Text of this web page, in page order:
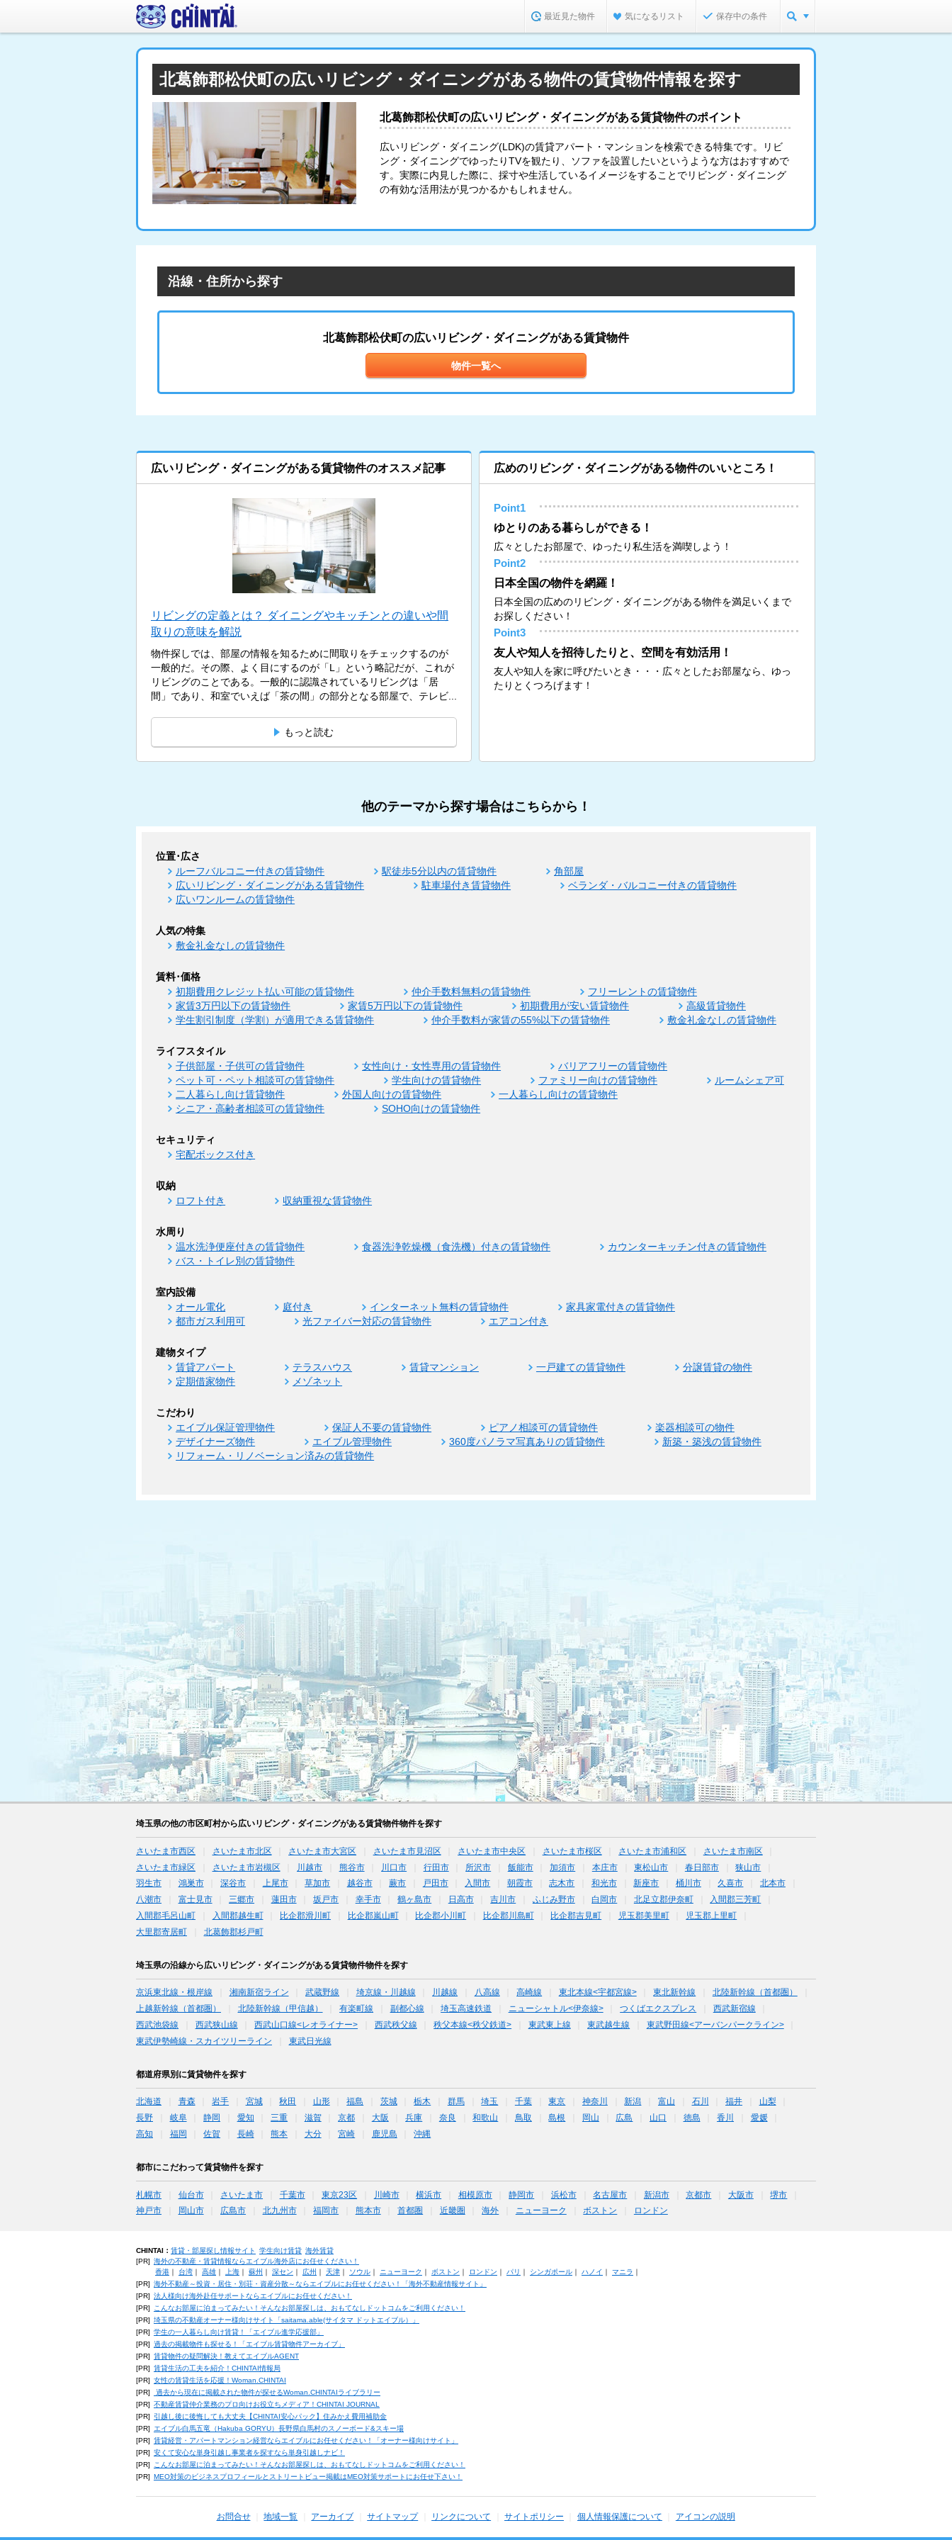
最近見た物件 気になるリスト 保存中の条件
北葛飾郡松伏町の広いリビング・ダイニングがある物件の賃貸物件情報を探す
北葛飾郡松伏町の広いリビング・ダイニングがある賃貸物件のポイント
広いリビング・ダイニング(LDK)の賃貸アパート・マンションを検索できる特集です。リビ
ング・ダイニングでゆったりTVを観たり、ソファを設置したいというような方はおすすめで
す。実際に内見した際に、採寸や生活しているイメージをすることでリビング・ダイニング
の有効な活用法が見つかるかもしれません。
沿線・住所から探す
北葛飾郡松伏町の広いリビング・ダイニングがある賃貸物件
物件一覧へ
広いリビング・ダイニングがある賃貸物件のオススメ記事
リビングの定義とは？ ダイニングやキッチンとの違いや間
取りの意味を解説
物件探しでは、部屋の情報を知るために間取りをチェックするのが
一般的だ。その際、よく目にするのが「L」という略記だが、これが
リビングのことである。一般的に認識されているリビングは「居
間」であり、和室でいえば「茶の間」の部分となる部屋で、テレビ...
もっと読む
広めのリビング・ダイニングがある物件のいいところ！
Point1
ゆとりのある暮らしができる！
広々としたお部屋で、ゆったり私生活を満喫しよう！
Point2
日本全国の物件を網羅！
日本全国の広めのリビング・ダイニングがある物件を満足いくまで
お探しください！
Point3
友人や知人を招待したりと、空間を有効活用！
友人や知人を家に呼びたいとき・・・広々としたお部屋なら、ゆっ
たりとくつろげます！
他のテーマから探す場合はこちらから！
位置･広さ
ルーフバルコニー付きの賃貸物件 駅徒歩5分以内の賃貸物件
角部屋
広いリビング・ダイニングがある賃貸物件
駐車場付き賃貸物件
ベランダ・バルコニー付きの賃貸物件
広いワンルームの賃貸物件
人気の特集
敷金礼金なしの賃貸物件
賃料･価格
初期費用クレジット払い可能の賃貸物件 仲介手数料無料の賃貸物件
フリーレントの賃貸物件
家賃3万円以下の賃貸物件
家賃5万円以下の賃貸物件 初期費用が安い賃貸物件
高級賃貸物件
学生割引制度（学割）が適用できる賃貸物件
仲介手数料が家賃の55%以下の賃貸物件 敷金礼金なしの賃貸物件
ライフスタイル
子供部屋・子供可の賃貸物件 女性向け・女性専用の賃貸物件
バリアフリーの賃貸物件
ペット可・ペット相談可の賃貸物件
学生向けの賃貸物件 ファミリー向けの賃貸物件
ルームシェア可
二人暮らし向け賃貸物件
外国人向けの賃貸物件
一人暮らし向けの賃貸物件
シニア・高齢者相談可の賃貸物件
SOHO向けの賃貸物件
セキュリティ
宅配ボックス付き
収納
ロフト付き 収納重視な賃貸物件
水周り
温水洗浄便座付きの賃貸物件 食器洗浄乾燥機（食洗機）付きの賃貸物件
カウンターキッチン付きの賃貸物件
バス・トイレ別の賃貸物件
室内設備
オール電化 庭付き インターネット無料の賃貸物件
家具家電付きの賃貸物件
都市ガス利用可
光ファイバー対応の賃貸物件 エアコン付き
建物タイプ
賃貸アパート テラスハウス 賃貸マンション 一戸建ての賃貸物件
分譲賃貸の物件
定期借家物件
メゾネット
こだわり
エイブル保証管理物件 保証人不要の賃貸物件 ピアノ相談可の賃貸物件
楽器相談可の物件
デザイナーズ物件
エイブル管理物件 360度パノラマ写真ありの賃貸物件
新築・築浅の賃貸物件
リフォーム・リノベーション済みの賃貸物件
埼玉県の他の市区町村から広いリビング・ダイニングがある賃貸物件物件を探す
さいたま市西区 さいたま市北区 さいたま市大宮区 さいたま市見沼区 さいたま市中央区 さいたま市桜区 さいたま市浦和区
さいたま市南区
さいたま市緑区
さいたま市岩槻区 川越市 熊谷市 川口市 行田市 所沢市 飯能市 加須市 本庄市 東松山市 春日部市
狭山市
羽生市
鴻巣市 深谷市 上尾市 草加市 越谷市 蕨市 戸田市 入間市 朝霞市 志木市 和光市 新座市 桶川市 久喜市
北本市
八潮市
富士見市 三郷市 蓮田市 坂戸市 幸手市 鶴ヶ島市 日高市 吉川市 ふじみ野市 白岡市 北足立郡伊奈町
入間郡三芳町
入間郡毛呂山町
入間郡越生町 比企郡滑川町 比企郡嵐山町 比企郡小川町 比企郡川島町 比企郡吉見町 児玉郡美里町
児玉郡上里町
大里郡寄居町
北葛飾郡杉戸町
埼玉県の沿線から広いリビング・ダイニングがある賃貸物件物件を探す
京浜東北線・根岸線 湘南新宿ライン 武蔵野線 埼京線・川越線 川越線 八高線 高崎線 東北本線<宇都宮線> 東北新幹線
北陸新幹線（首都圏）
上越新幹線（首都圏）
北陸新幹線（甲信越） 有楽町線 副都心線 埼玉高速鉄道 ニューシャトル<伊奈線> つくばエクスプレス
西武新宿線
西武池袋線
西武狭山線 西武山口線<レオライナー> 西武秩父線 秩父本線<秩父鉄道> 東武東上線 東武越生線
東武野田線<アーバンパークライン>
東武伊勢崎線・スカイツリーライン
東武日光線
都道府県別に賃貸物件を探す
北海道 青森 岩手 宮城 秋田 山形 福島 茨城 栃木 群馬 埼玉 千葉 東京 神奈川 新潟 富山 石川 福井
山梨
長野
岐阜 静岡 愛知 三重 滋賀 京都 大阪 兵庫 奈良 和歌山 鳥取 島根 岡山 広島 山口 徳島 香川
愛媛
高知
福岡 佐賀 長崎 熊本 大分 宮崎 鹿児島 沖縄
都市にこだわって賃貸物件を探す
札幌市 仙台市 さいたま市 千葉市 東京23区 川崎市 横浜市 相模原市 静岡市 浜松市 名古屋市 新潟市 京都市 大阪市
堺市
神戸市
岡山市 広島市 北九州市 福岡市 熊本市 首都圏 近畿圏 海外 ニューヨーク ボストン ロンドン
CHINTAI： 賃貸・部屋探し情報サイト 学生向け賃貸 海外賃貸
[PR] 海外の不動産・賃貸情報ならエイブル海外店にお任せください！
香港｜ 台湾｜ 高雄｜ 上海｜ 蘇州 深セン 広州 天津｜ ソウル｜ ニューヨーク ボストン ロンドン パリ シンガポール｜ ハノイ マニラ
[PR] 海外不動産～投資・居住・別荘・資産分散～ならエイブルにお任せください！「海外不動産情報サイト」
[PR] 法人様向け海外赴任サポートならエイブルにお任せください！
[PR]
こんなお部屋に泊まってみたい！そんなお部屋探しは、おもてなしドットコムをご利用ください！
[PR] 埼玉県の不動産オーナー様向けサイト「saitama.able(サイタマ ドットエイブル）」
[PR] 学生の一人暮らし向け賃貸！「エイブル進学応援部」
[PR] 過去の掲載物件も探せる！「エイブル賃貸物件アーカイブ」
[PR] 賃貸物件の疑問解決！教えてエイブルAGENT
[PR] 賃貸生活の工夫を紹介！CHINTAI情報局
[PR] 女性の賃貸生活を応援！Woman.CHINTAI
[PR]
過去から現在に掲載された物件が探せるWoman.CHINTAIライブラリー
[PR] 不動産賃貸仲介業務のプロ向けお役立ちメディア！CHINTAI JOURNAL
[PR]
引越し後に後悔しても大丈夫【CHINTAI安心パック】住みかえ費用補助金
[PR] エイブル白馬五竜（Hakuba GORYU）長野県白馬村のスノーボード&スキー場
[PR] 賃貸経営・アパートマンション経営ならエイブルにお任せください！「オーナー様向けサイト」
[PR] 安くて安心な単身引越し事業者を探すなら単身引越しナビ！
[PR]
こんなお部屋に泊まってみたい！そんなお部屋探しは、おもてなしドットコムをご利用ください！
[PR] MEO対策のビジネスプロフィールとストリートビュー掲載はMEO対策サポートにお任せ下さい！
お問合せ 地域一覧 アーカイブ サイトマップ リンクについて サイトポリシー 個人情報保護について アイコンの説明